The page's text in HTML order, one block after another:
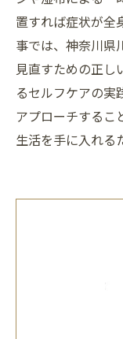
置すれば症状が全
事では、神奈川県
見直すための正し
るセルフケアの実
アプローチするこ
生活を手に入れる